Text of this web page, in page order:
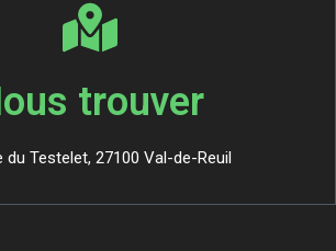
trouver
du Testelet, 27100 Val-de-Reuil